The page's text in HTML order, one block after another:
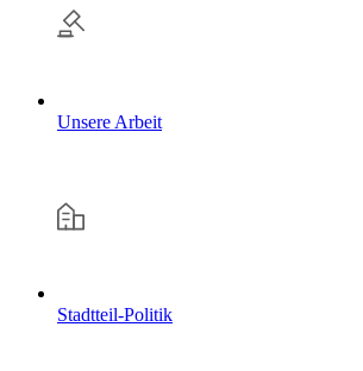
Unsere Arbeit
Stadtteil-Politik